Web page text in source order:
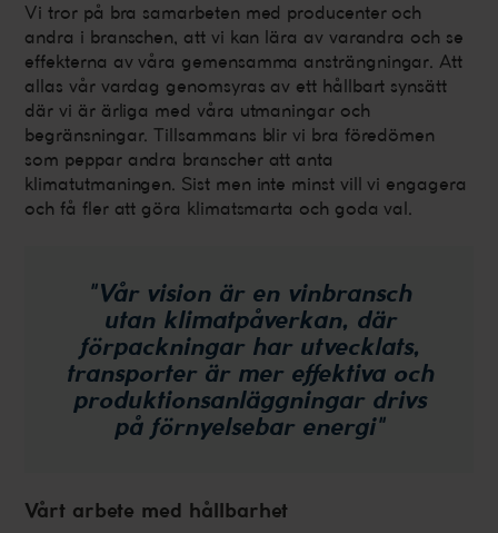
Vi tror på bra samarbeten med producenter och
andra i branschen, att vi kan lära av varandra och se
effekterna av våra gemensamma ansträngningar. Att
allas vår vardag genomsyras av ett hållbart synsätt
där vi är ärliga med våra utmaningar och
begränsningar. Tillsammans blir vi bra föredömen
som peppar andra branscher att anta
klimatutmaningen. Sist men inte minst vill vi engagera
och få fler att göra klimatsmarta och goda val.
"Vår vision är en vinbransch
utan klimatpåverkan, där
förpackningar har utvecklats,
transporter är mer effektiva och
produktionsanläggningar drivs
på förnyelsebar energi"
Vårt arbete med hållbarhet